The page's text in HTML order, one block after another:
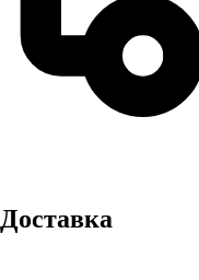
Доставка